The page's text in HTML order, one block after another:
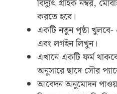
বিদ্যুৎ গ্রাহক নম্বর,
করতে হবে।
একটি নতুন পৃষ্ঠা খুলবে-
এবং লগইন লিখুন।
এখানে একটি ফর্ম
অনুসারে ছাদে সৌর
আবেদন অনুমোদন